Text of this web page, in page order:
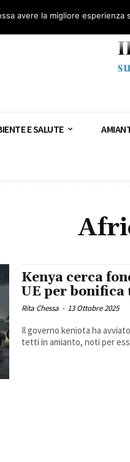
Amianto – AGN
E SALUTE
Kenya cerca
UE per
Rita Chessa - 13 Ottobre 2025
Il governo keniota ha
tetti in amianto, noti per
avere la migliore